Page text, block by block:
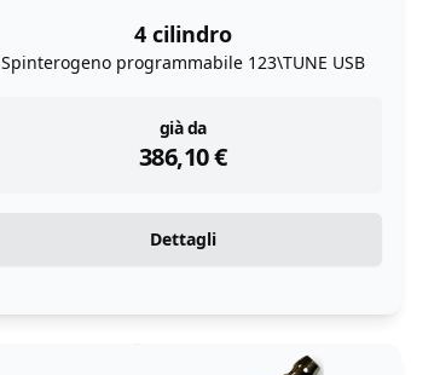
4 cilindro
Spinterogeno programmabile 123\TUNE USB
già da
386,10€
instock
Dettagli